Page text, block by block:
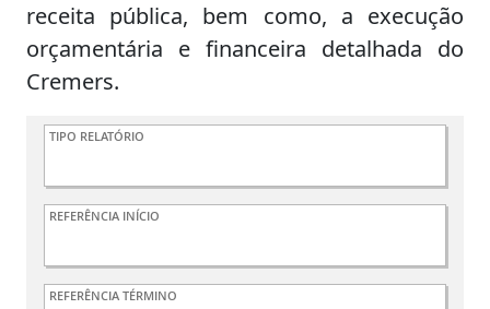
receita pública, bem como, a execução
orçamentária e financeira detalhada do
Cremers.